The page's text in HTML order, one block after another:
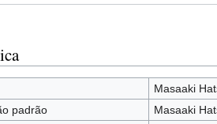
Masaaki
padrão
Masaaki